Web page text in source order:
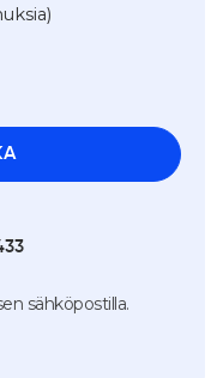
sähköpostilla.